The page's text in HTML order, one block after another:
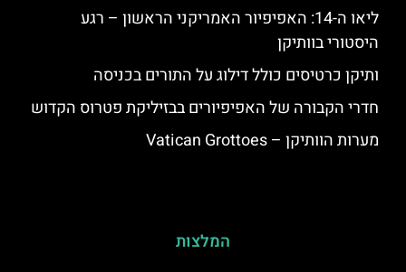
ליאו ה-14: האפיפיור האמריקני הראשון – רגע
היסטורי בוותיקן
ותיקן כרטיסים כולל דילוג על התורים בכניסה
חדרי הקבורה של האפיפיורים בבזיליקת פטרוס הקדוש
מערות הוותיקן – Vatican Grottoes
המלצות